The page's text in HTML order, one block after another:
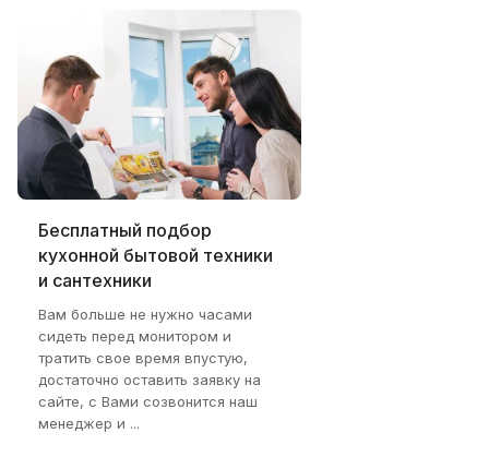
Бесплатный подбор
кухонной бытовой техники
и сантехники
Вам больше не нужно часами
сидеть перед монитором и
тратить свое время впустую,
достаточно оставить заявку на
сайте, с Вами созвонится наш
менеджер и ...